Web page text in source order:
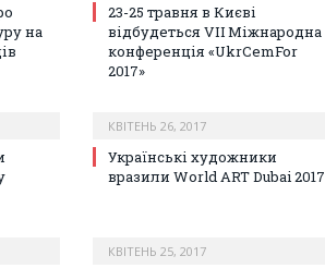
на
23-25 травня в Києві
відбудеться VIІ Міжнародна
конференція «UkrCemFor
2017»
КВІТЕНЬ 26, 2017
Українські художники
вразили World ART Dubai 2017
КВІТЕНЬ 25, 2017